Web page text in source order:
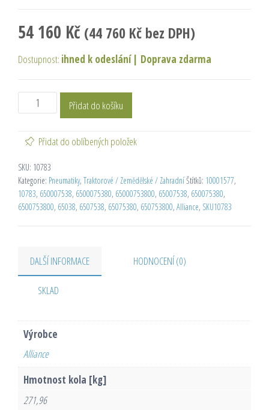
54 160 Kč (44 760 Kč bez DPH)
Dostupnost: ihned k odeslání | Doprava zdarma
Přidat do košíku
Přidat do oblíbených položek
SKU: 10783
Kategorie: Pneumatiky, Traktorové / Zemědělské / ZahradníŠtítků: 10001577,
10783, 650007538, 6500075380, 65000753800, 65007538, 650075380,
6500753800, 65038, 6507538, 65075380, 650753800, Alliance, SKU10783
DALŠÍ INFORMACE HODNOCENÍ (0)
SKLAD
Výrobce
Alliance
Hmotnost kola [kg]
271,96